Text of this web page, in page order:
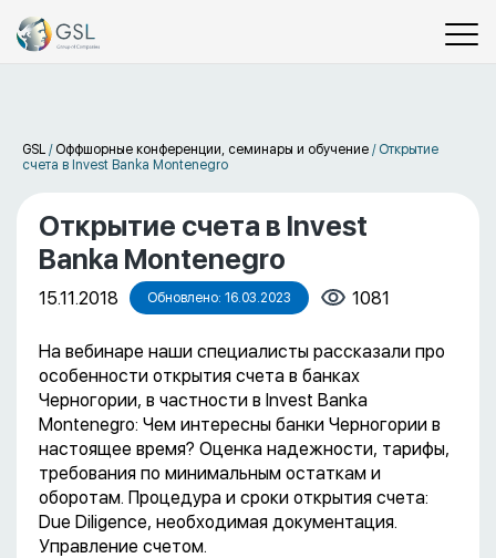
GSL / Оффшорные конференции, семинары и обучение / Открытие
счета в Invest Banka Montenegro
Открытие счета в Invest
Banka Montenegro
15.11.2018 Обновлено: 16.03.2023 1081
На вебинаре наши специалисты рассказали про
особенности открытия счета в банках
Черногории, в частности в Invest Banka
Montenegro: Чем интересны банки Черногории в
настоящее время? Оценка надежности, тарифы,
требования по минимальным остаткам и
оборотам. Процедура и сроки открытия счета:
Due Diligence, необходимая документация.
Управление счетом.